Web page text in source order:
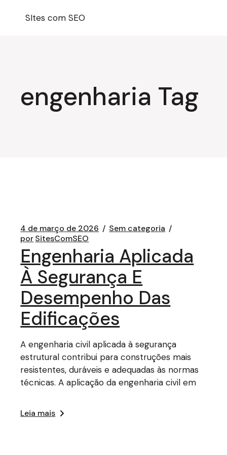
SItes com SEO
engenharia Tag
4 de março de 2026
Sem categoria
porSitesComSEO
Engenharia Aplicada
À Segurança E
Desempenho Das
Edificações
A engenharia civil aplicada à segurança
estrutural contribui para construções mais
resistentes, duráveis e adequadas às normas
técnicas. A aplicação da engenharia civil em
Leia mais